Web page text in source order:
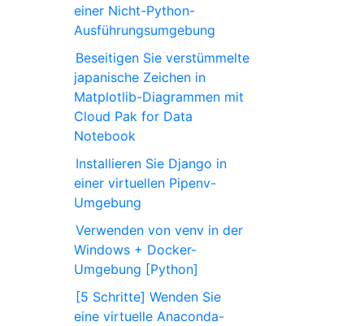
einer Nicht-Python-
Ausführungsumgebung
Beseitigen Sie verstümmelte
japanische Zeichen in
Matplotlib-Diagrammen mit
Cloud Pak for Data
Notebook
Installieren Sie Django in
einer virtuellen Pipenv-
Umgebung
Verwenden von venv in der
Windows + Docker-
Umgebung [Python]
[5 Schritte] Wenden Sie
eine virtuelle Anaconda-